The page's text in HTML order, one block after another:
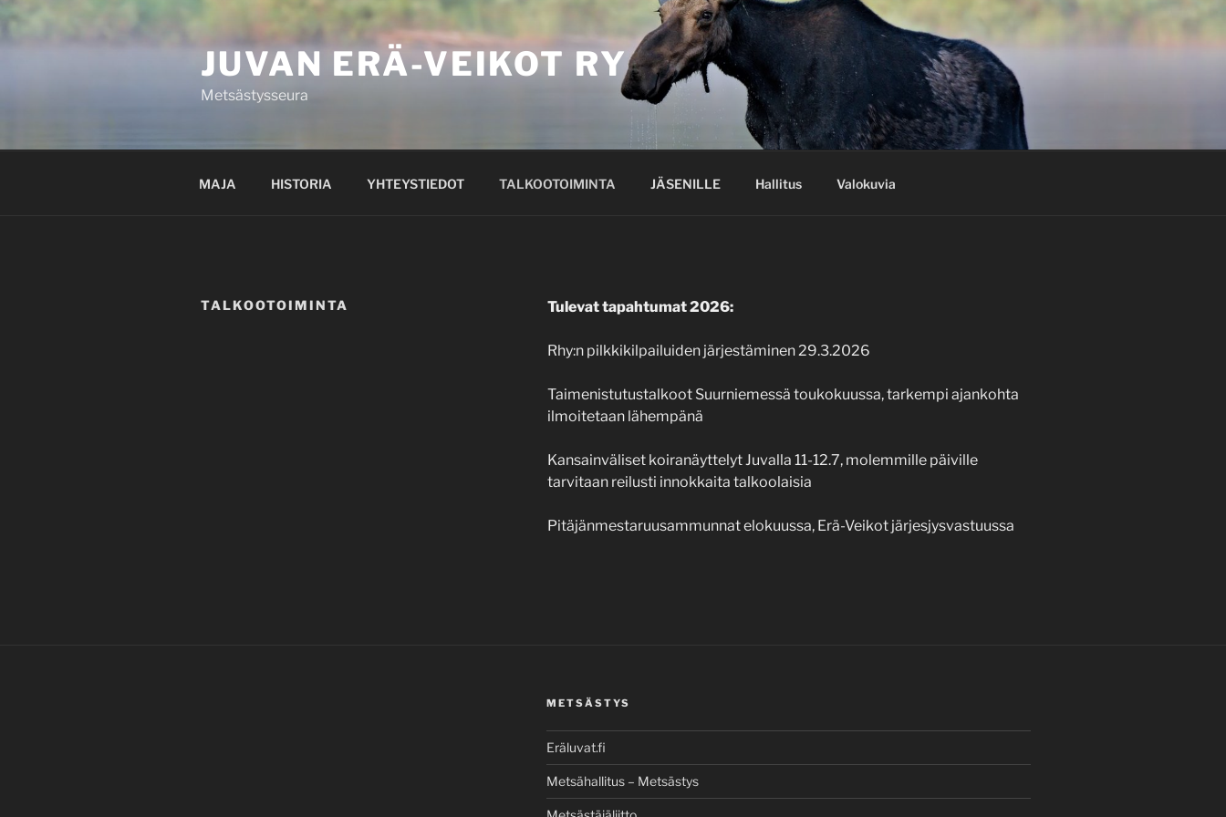
JUVAN ERÄ-VEIKOT RY
Metsästysseura
MAJA HISTORIA YHTEYSTIEDOT TALKOOTOIMINTA JÄSENILLE Hallitus Valokuvia
TALKOOTOIMINTA Tulevat tapahtumat 2026:
Rhy:n pilkkikilpailuiden järjestäminen 29.3.2026
Taimenistutustalkoot Suurniemessä toukokuussa, tarkempi ajankohta
ilmoitetaan lähempänä
Kansainväliset koiranäyttelyt Juvalla 11-12.7, molemmille päiville
tarvitaan reilusti innokkaita talkoolaisia
Pitäjänmestaruusammunnat elokuussa, Erä-Veikot järjesjysvastuussa
METSÄSTYS
Eräluvat.fi
Metsähallitus – Metsästys